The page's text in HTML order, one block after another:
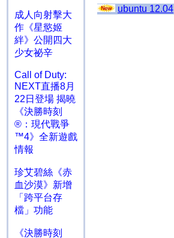
成人向射擊大
作《星慾姬
絆》公開四大
少女祕辛
Call of Duty:
NEXT直播8月
22日登場 揭曉
《決勝時刻
®：現代戰爭
™4》全新遊戲
情報
珍艾碧絲《赤
血沙漠》新增
「跨平台存
檔」功能
《決勝時刻
ubuntu 12.04